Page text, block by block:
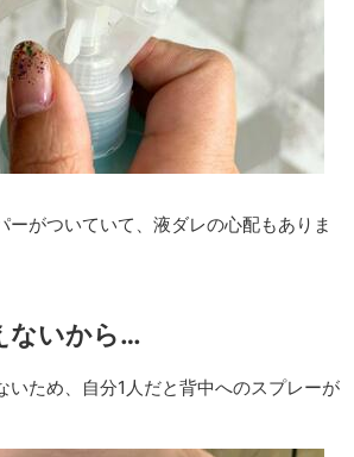
ーがついていて、液ダレの心配もありま
ないから…
いため、自分1人だと背中へのスプレーが